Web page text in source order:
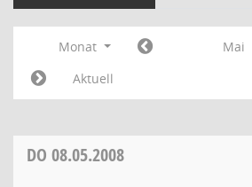
Monat Mai
Aktuell
DO 08.05.2008